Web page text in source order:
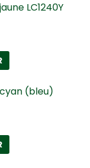
LC1240Y
(bleu)